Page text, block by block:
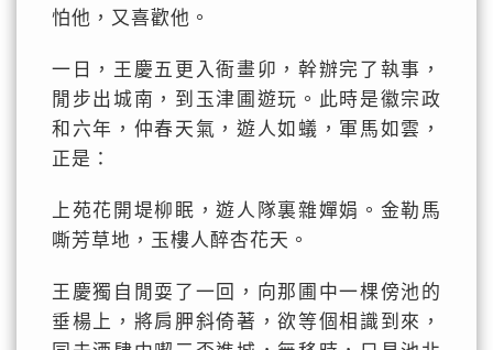
怕他，又喜歡他。
一日，王慶五更入衙畫卯，幹辦完了執事，
閒步出城南，到玉津圃遊玩。此時是徽宗政
和六年，仲春天氣，遊人如蟻，軍馬如雲，
正是：
上苑花開堤柳眠，遊人隊裏雜嬋娟。金勒馬
嘶芳草地，玉樓人醉杏花天。
王慶獨自閒耍了一回，向那圃中一棵傍池的
垂楊上，將肩胛斜倚著，欲等個相識到來，